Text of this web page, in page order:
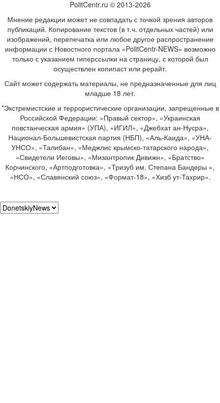
PolitCentr.ru © 2013-2026
Мнение редакции может не совпадать с точкой зрения авторов
публикаций. Копирование текстов (в т.ч. отдельных частей) или
изображений, перепечатка или любое другое распространение
информации с Новостного портала «PolitCentr-NEWS» возможно
только с указанием гиперссылки на страницу, с которой был
осуществлен копипаст или рерайт.
Сайт может содержать материалы, не предназначенные для лиц
младше 18 лет.
*Экстремистские и террористические организации, запрещенные в
Российской Федерации: «Правый сектор», «Украинская
повстанческая армия» (УПА), «ИГИЛ», «Джебхат ан-Нусра»,
Национал-Большевистская партия (НБП), «Аль-Каида», «УНА-
УНСО», «Талибан», «Меджлис крымско-татарского народа»,
«Свидетели Иеговы», «Мизантропик Дивижн», «Братство»
Корчинского, «Артподготовка», «Тризуб им. Степана Бандеры »,
«НСО», «Славянский союз», «Формат-18», «Хизб ут-Тахрир».